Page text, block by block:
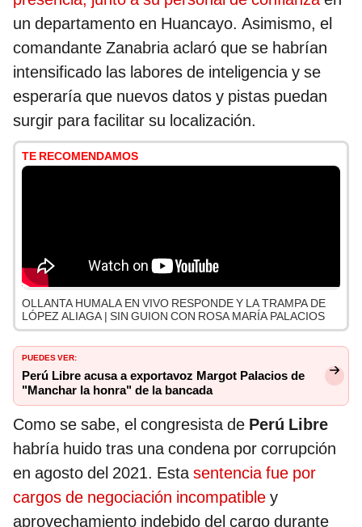
un departamento en Huancayo. Asimismo, el
comandante Zanabria aclaró que se habrían
intensificado las labores de inteligencia y se
esperaría que nuevos datos y pistas puedan
surgir para facilitar su localización.
TE RECOMENDAMOS
OLLANTA HUMALA EN VIVO RESPONDE Y LA TRAMPA DE
LÓPEZ ALIAGA | SIN GUION CON ROSA MARÍA PALACIOS
PUEDES VER:
Perú Libre acusa a exportavoz Margot Palacios de
"Manchar la honra" de la bancada
Como se sabe, el congresista de Perú Libre
habría huido tras una condena por corrupción
en agosto del 2021. Estasentencia fue por
cargos de negociación incompatible y
aprovechamiento indebido del cargo durante